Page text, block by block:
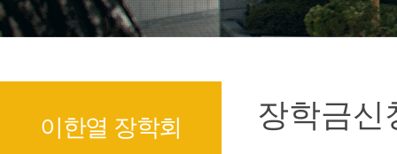
이한열 장학회 장학금신